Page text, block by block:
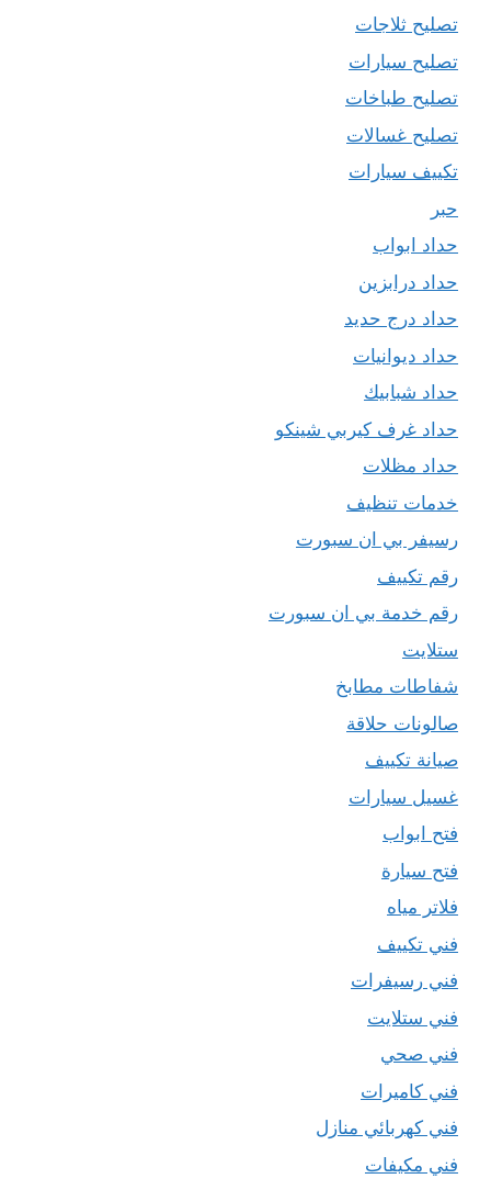
تصليح ثلاجات
تصليح سيارات
تصليح طباخات
تصليح غسالات
تكييف سيارات
حبر
حداد ابواب
حداد درابزين
حداد درج حديد
حداد ديوانيات
حداد شبابيك
حداد غرف كيربي شينكو
حداد مظلات
خدمات تنظيف
رسيفر بي ان سبورت
رقم تكييف
رقم خدمة بي ان سبورت
ستلايت
شفاطات مطابخ
صالونات حلاقة
صيانة تكييف
غسيل سيارات
فتح ابواب
فتح سيارة
فلاتر مياه
فني تكييف
فني رسيفرات
فني ستلايت
فني صحي
فني كاميرات
فني كهربائي منازل
فني مكيفات